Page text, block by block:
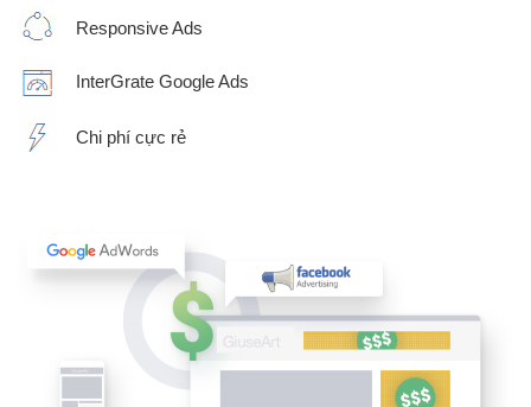
Responsive Ads
InterGrate Google Ads
Chi phí cực rẻ